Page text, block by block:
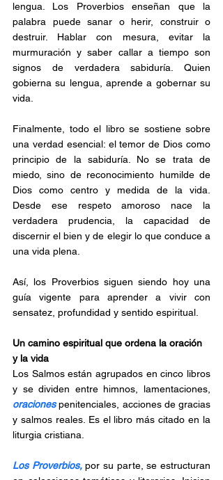
lengua. Los Proverbios enseñan que la
palabra puede sanar o herir, construir o
destruir. Hablar con mesura, evitar la
murmuración y saber callar a tiempo son
signos de verdadera sabiduría. Quien
gobierna su lengua, aprende a gobernar su
vida.
Finalmente, todo el libro se sostiene sobre
una verdad esencial: el temor de Dios como
principio de la sabiduría. No se trata de
miedo, sino de reconocimiento humilde de
Dios como centro y medida de la vida.
Desde ese respeto amoroso nace la
verdadera prudencia, la capacidad de
discernir el bien y de elegir lo que conduce a
una vida plena.
Así, los Proverbios siguen siendo hoy una
guía vigente para aprender a vivir con
sensatez, profundidad y sentido espiritual.
Un camino espiritual que ordena la oración
y la vida
Los Salmos están agrupados en cinco libros
oraciones penitenciales, acciones de gracias
y salmos reales. Es el libro más citado en la
liturgia cristiana.
Los Proverbios, por su parte, se estructuran